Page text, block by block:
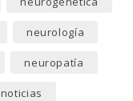
neurología
neuropatía
noticias